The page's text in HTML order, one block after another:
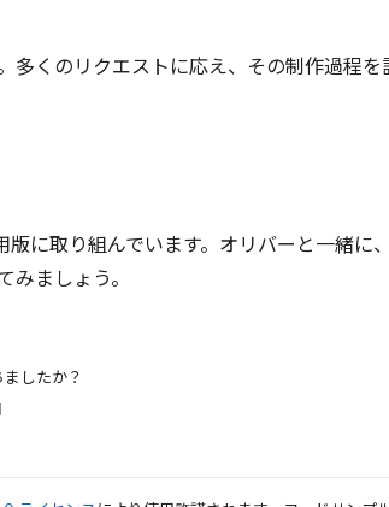
くのリクエストに応え、その制作過程を
に取り組んでいます。オリバーと一緒に
ましょう。
したか？